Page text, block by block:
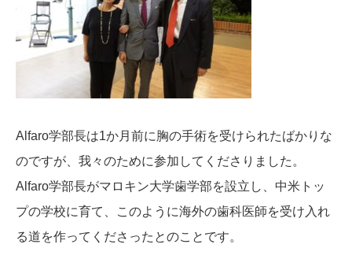
Alfaro学部長は1か月前に胸の手術を受けられたばかりな
のですが、我々のために参加してくださりました。
Alfaro学部長がマロキン大学歯学部を設立し、中米トッ
プの学校に育て、このように海外の歯科医師を受け入れ
る道を作ってくださったとのことです。